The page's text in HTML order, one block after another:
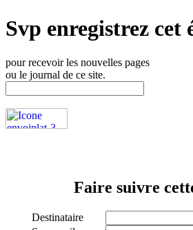
Svp enregistrez cet
pour recevoir les nouvelles pages
ou le journal de ce site.
Faire suivre
Destinataire